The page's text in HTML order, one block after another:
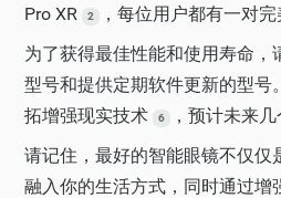
Pro XR
2
，每位用户都有一对完
为了获得最佳性能和使用寿命，
型号和提供定期软件更新的型号
拓增强现实技术
6
，预计未来
请记住，最好的智能眼镜不仅
融入你的生活方式，同时通过增